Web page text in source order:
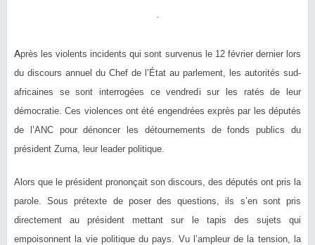
Après les violents incidents qui sont survenus le 12 février dernier lors
du discours annuel du Chef de l’État au parlement, les autorités sud-
africaines se sont interrogées ce vendredi sur les ratés de leur
démocratie. Ces violences ont été engendrées exprès par les députés
de l’ANC pour dénoncer les détournements de fonds publics du
président Zuma, leur leader politique.
Alors que le président prononçait son discours, des députés ont pris la
parole. Sous prétexte de poser des questions, ils s’en sont pris
directement au président mettant sur le tapis des sujets qui
empoisonnent la vie politique du pays. Vu l’ampleur de la tension, la